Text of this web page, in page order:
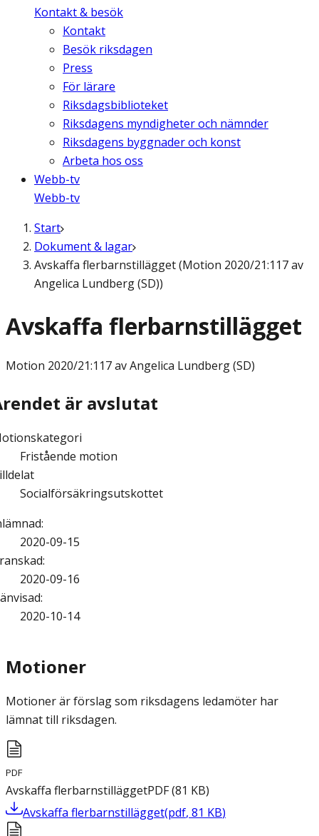
Kontakt & besök
Kontakt
Besök riksdagen
Press
För lärare
Riksdagsbiblioteket
Riksdagens myndigheter och nämnder
Riksdagens byggnader och konst
Arbeta hos oss
Webb-tv
Webb-tv
Start
Dokument & lagar
Avskaffa flerbarnstillägget (Motion 2020/21:117 av
Angelica Lundberg (SD))
Avskaffa flerbarnstillägget
Motion 2020/21:117 av Angelica Lundberg (SD)
är avslutat
Fristående motion
Socialförsäkringsutskottet
:
2020-09-15
:
2020-09-16
:
2020-10-14
Motioner
Motioner är förslag som riksdagens ledamöter har
lämnat till riksdagen.
PDF
Avskaffa flerbarnstilläggetPDF(81 KB)
Avskaffa flerbarnstillägget(pdf, 81 KB)